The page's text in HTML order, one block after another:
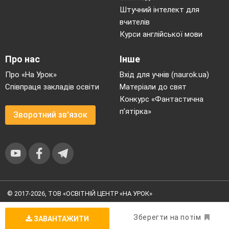
«Ну, що б, здавалося, слова…
Слова та голос – більш нічого,
Які вірші Т. Шевченка ви вивчили?
Уривки з віршів.
Тече вода з-під явора
Пишається над водою
Червона калина.
Зацвіла в долині
Червона калина,
Ніби засміялась
Дівчина-дитина.
Любо, любо стало,
ЗАВАНТАЖИТИ Зберегти на потім
Штучний інтелект для
вчителів
Курси англійської мови
Про нас
Про «На Урок»
Співпраця закладів освіти
Зворотний зв'язок
Інше
Вхід для учнів (naurok.ua)
Матеріали до свят
Конкурс «Фантастична
п’ятірка»
© 2017-2026, ТОВ «ОСВІТНІЙ ЦЕНТР «НА УРОК»
конфіденційності